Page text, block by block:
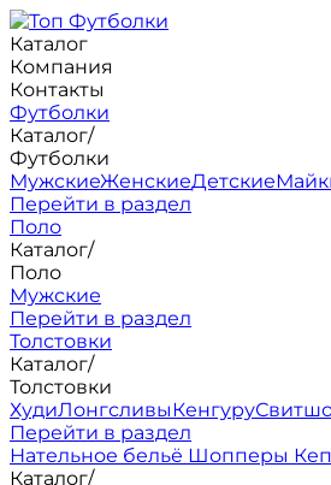
Каталог
Компания
Контакты
Футболки
Каталог/
Футболки
МужскиеЖенскиеДетские
Перейти в раздел
Поло
Каталог/
Поло
Мужские
Перейти в раздел
Толстовки
Каталог/
Толстовки
ХудиЛонгсливыКенгуру
Перейти в раздел
Нательное бельё Шопперы
Каталог/